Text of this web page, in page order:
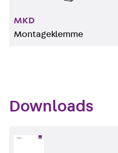
MKD
Montageklemme
Downloads